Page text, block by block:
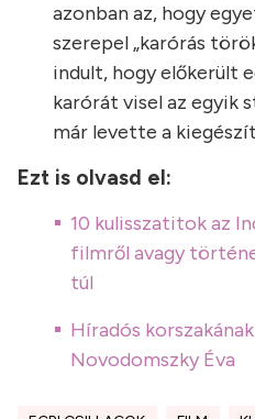
azonban az, hogy
szerepel „karórás
indult, hogy előkerült
karórát visel az egyik
már levette a
Ezt is olvasd el:
10 kulisszatitok az
filmről avagy
túl
Híradós
Novodomszky Éva